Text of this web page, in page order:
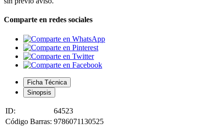
Comparte en redes sociales
Ficha Técnica
Sinopsis
ID:
64523
Código Barras: 9786071130525